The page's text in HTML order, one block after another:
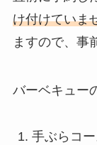
け付けていま
ますので、事
バーベキュー
手ぶらコ